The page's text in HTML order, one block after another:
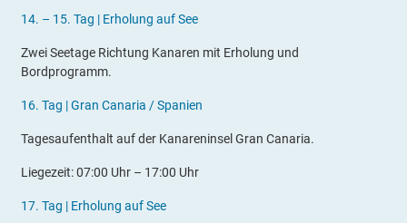
14. – 15. Tag | Erholung auf See
Zwei Seetage Richtung Kanaren mit Erholung und
Bordprogramm.
16. Tag |Gran Canaria / Spanien
Tagesaufenthalt auf der Kanareninsel Gran Canaria.
Liegezeit: 07:00 Uhr – 17:00 Uhr
17. Tag | Erholung auf See